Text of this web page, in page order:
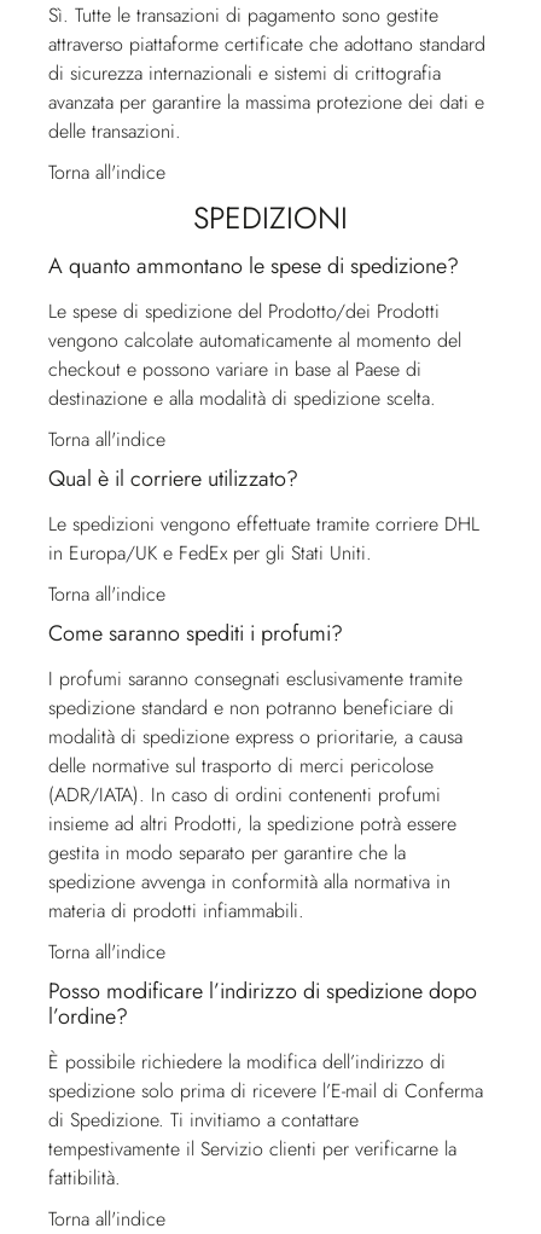
Sì. Tutte le transazioni di pagamento sono gestite
attraverso piattaforme certificate che adottano standard
di sicurezza internazionali e sistemi di crittografia
avanzata per garantire la massima protezione dei dati e
delle transazioni.
Torna all'indice
SPEDIZIONI
A quanto ammontano le spese di spedizione?
Le spese di spedizione del Prodotto/dei Prodotti
vengono calcolate automaticamente al momento del
checkout e possono variare in base al Paese di
destinazione e alla modalità di spedizione scelta.
Torna all'indice
Qual è il corriere utilizzato?
Le spedizioni vengono effettuate tramite corriere DHL
in Europa/UK e FedEx per gli Stati Uniti.
Torna all'indice
Come saranno spediti i profumi?
I profumi saranno consegnati esclusivamente tramite
spedizione standard e non potranno beneficiare di
modalità di spedizione express o prioritarie, a causa
delle normative sul trasporto di merci pericolose
(ADR/IATA). In caso di ordini contenenti profumi
insieme ad altri Prodotti, la spedizione potrà essere
gestita in modo separato per garantire che la
spedizione avvenga in conformità alla normativa in
materia di prodotti infiammabili.
Torna all'indice
Posso modificare l’indirizzo di spedizione dopo
l’ordine?
È possibile richiedere la modifica dell’indirizzo di
spedizione solo prima di ricevere l’E-mail di Conferma
di Spedizione. Ti invitiamo a contattare
tempestivamente il Servizio clienti per verificarne la
fattibilità.
Torna all'indice